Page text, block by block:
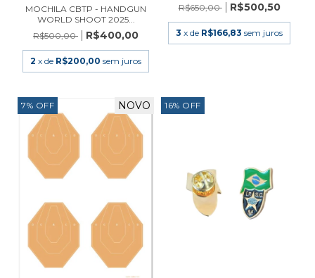
MOCHILA CBTP - HANDGUN
WORLD SHOOT 2025...
R$500,00
R$400,00
2 x de R$200,00 sem juros
R$650,00
R$500,50
3 x de R$166,83 sem juros
7% OFF NOVO 16% OFF